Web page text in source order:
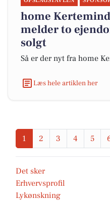
home
melder to
solgt
Så er der nyt fra home
Læs hele artiklen her
1 2 3 4 5
Det sker
Erhvervsprofil
Lykønskning